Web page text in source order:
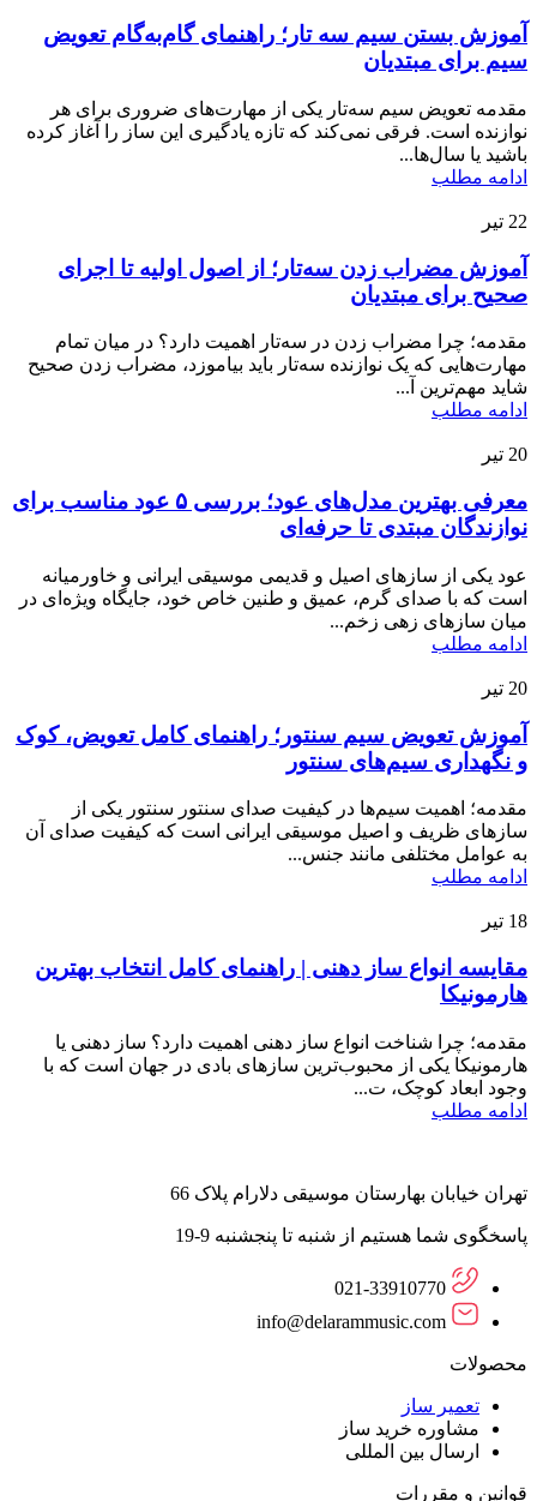
آموزش بستن سیم سه تار؛ راهنمای گام‌به‌گام تعویض
سیم برای مبتدیان
مقدمه تعویض سیم سه‌تار یکی از مهارت‌های ضروری برای هر
نوازنده است. فرقی نمی‌کند که تازه یادگیری این ساز را آغاز کرده
باشید یا سال‌ها...
ادامه مطلب
22 تیر
آموزش مضراب زدن سه‌تار؛ از اصول اولیه تا اجرای
صحیح برای مبتدیان
مقدمه؛ چرا مضراب زدن در سه‌تار اهمیت دارد؟ در میان تمام
مهارت‌هایی که یک نوازنده سه‌تار باید بیاموزد، مضراب زدن صحیح
شاید مهم‌ترین آ...
ادامه مطلب
20 تیر
معرفی بهترین مدل‌های عود؛ بررسی ۵ عود مناسب برای
نوازندگان مبتدی تا حرفه‌ای
عود یکی از سازهای اصیل و قدیمی موسیقی ایرانی و خاورمیانه
است که با صدای گرم، عمیق و طنین خاص خود، جایگاه ویژه‌ای در
میان سازهای زهی زخم...
ادامه مطلب
20 تیر
آموزش تعویض سیم سنتور؛ راهنمای کامل تعویض، کوک
و نگهداری سیم‌های سنتور
مقدمه؛ اهمیت سیم‌ها در کیفیت صدای سنتور سنتور یکی از
سازهای ظریف و اصیل موسیقی ایرانی است که کیفیت صدای آن
به عوامل مختلفی مانند جنس...
ادامه مطلب
18 تیر
مقایسه انواع ساز دهنی | راهنمای کامل انتخاب بهترین
هارمونیکا
مقدمه؛ چرا شناخت انواع ساز دهنی اهمیت دارد؟ ساز دهنی یا
هارمونیکا یکی از محبوب‌ترین سازهای بادی در جهان است که با
وجود ابعاد کوچک، ت...
ادامه مطلب
تهران خیابان بهارستان موسیقی دلارام پلاک 66
پاسخگوی شما هستیم از شنبه تا پنجشنبه 9-19
021-33910770
info@delarammusic.com
محصولات
تعمیر ساز
مشاوره خرید ساز
ارسال بین المللی
قوانین و مقررات